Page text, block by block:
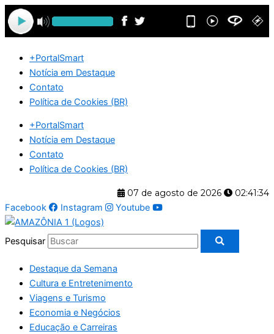
Ir
para
o
+PortalSmart
Notícia em Destaque
Contato
Política de Cookies (BR)
+PortalSmart
Notícia em Destaque
Contato
Política de Cookies (BR)
07 de agosto de 2026
02:41:35
Facebook
Instagram Youtube
Pesquisar
Destaque da Semana
Cultura e Entretenimento
Viagens e Turismo
Economia e Negócios
Educação e Carreiras